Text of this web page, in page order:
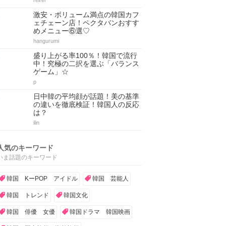
激安・ボリューム満点の韓国カフ
ェチェーン店！ペクタバンおすす
めメニュー⑥選♡
hangurumi
盛り上がる率100％！韓国で流行
中！究極の二択を選ぶ「バランス
ゲーム」☆
p
日中韓の平均顔が話題！美の基準
の違いを徹底検証！韓国人の反応
は？
ilin
気のキーワード
ま話題のキーワード
韓国 KーPOP アイドル 韓国 芸能人
韓国 トレンド 韓国文化
韓国 俳優 女優 韓国ドラマ 韓国映画